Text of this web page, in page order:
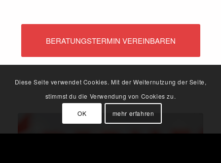
BERATUNGSTERMIN VEREINBAREN
Diese Seite verwendet Cookies. Mit der Weiternutzung der Seite,
stimmst du die Verwendung von Cookies zu.
OK mehr erfahren